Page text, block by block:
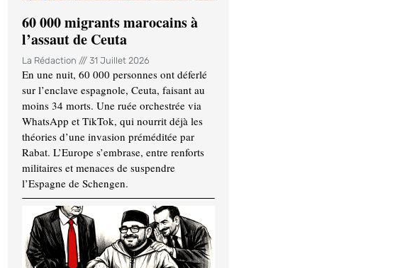
60 000 migrants marocains à
l’assaut de Ceuta
La Rédaction 31 Juillet 2026
En une nuit, 60 000 personnes ont déferlé
sur l’enclave espagnole, Ceuta, faisant au
moins 34 morts. Une ruée orchestrée via
WhatsApp et TikTok, qui nourrit déjà les
théories d’une invasion préméditée par
Rabat. L’Europe s’embrase, entre renforts
militaires et menaces de suspendre
l’Espagne de Schengen.